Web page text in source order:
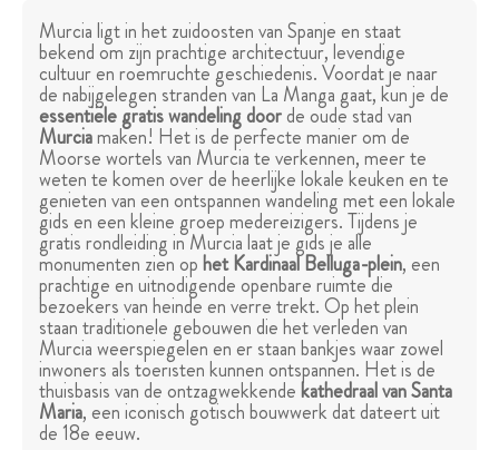
Murcia ligt in het zuidoosten van Spanje en staat
bekend om zijn prachtige architectuur, levendige
cultuur en roemruchte geschiedenis. Voordat je naar
de nabijgelegen stranden van La Manga gaat, kun je de
essentiële gratis wandeling doorde oude stad van
Murciamaken! Het is de perfecte manier om de
Moorse wortels van Murcia te verkennen, meer te
weten te komen over de heerlijke lokale keuken en te
genieten van een ontspannen wandeling met een lokale
gids en een kleine groep medereizigers. Tijdens je
gratis rondleiding in Murcia laat je gids je alle
monumenten zien ophet Kardinaal Belluga-plein, een
prachtige en uitnodigende openbare ruimte die
bezoekers van heinde en verre trekt. Op het plein
staan traditionele gebouwen die het verleden van
Murcia weerspiegelen en er staan bankjes waar zowel
inwoners als toeristen kunnen ontspannen. Het is de
thuisbasis van de ontzagwekkendekathedraal van Santa
Maria, een iconisch gotisch bouwwerk dat dateert uit
de 18e eeuw.